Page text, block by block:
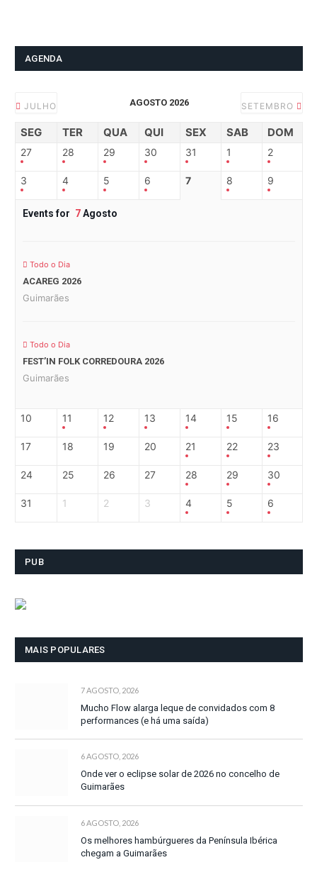
AGENDA
JULHO AGOSTO 2026 SETEMBRO
SEG TER QUA QUI SEX SAB DOM
27 28 29 30 31 1 2
3 4 5 6 7 8 9
Events for 7Agosto
Todo o Dia
ACAREG 2026
Guimarães
Todo o Dia
FEST’IN FOLK CORREDOURA 2026
Guimarães
10 11 12 13 14 15 16
17 18 19 20 21 22 23
24 25 26 27 28 29 30
31 1 2 3 4 5 6
PUB
MAIS POPULARES
7 AGOSTO, 2026
Mucho Flow alarga leque de convidados com 8
performances (e há uma saída)
6 AGOSTO, 2026
Onde ver o eclipse solar de 2026 no concelho de
Guimarães
6 AGOSTO, 2026
Os melhores hambúrgueres da Península Ibérica
chegam a Guimarães